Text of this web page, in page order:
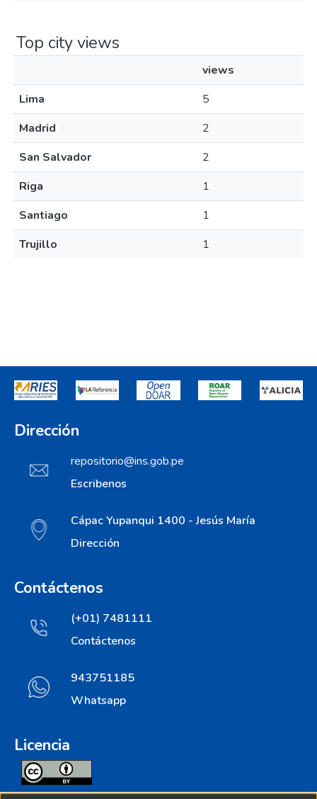
Top city views
views
Lima
5
Madrid
2
San Salvador
2
Riga
1
Santiago
1
Trujillo
1
Dirección
repositorio@ins.gob.pe
Escribenos
Cápac Yupanqui 1400 - Jesús María
Dirección
Contáctenos
(+01) 7481111
Contáctenos
943751185
Whatsapp
Licencia